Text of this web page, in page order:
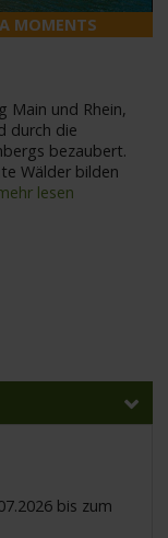
MOMENTS
Main und Rhein,
durch die
bezaubert.
Wälder bilden
lesen
bis zum